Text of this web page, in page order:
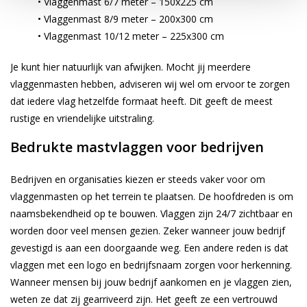
• Vlaggenmast 8/9 meter – 200x300 cm
• Vlaggenmast 10/12 meter – 225x300 cm
Je kunt hier natuurlijk van afwijken. Mocht jij meerdere
vlaggenmasten hebben, adviseren wij wel om ervoor te zorgen
dat iedere vlag hetzelfde formaat heeft. Dit geeft de meest
rustige en vriendelijke uitstraling.
Bedrukte mastvlaggen voor bedrijven
Bedrijven en organisaties kiezen er steeds vaker voor om
vlaggenmasten op het terrein te plaatsen. De hoofdreden is om
naamsbekendheid op te bouwen. Vlaggen zijn 24/7 zichtbaar en
worden door veel mensen gezien. Zeker wanneer jouw bedrijf
gevestigd is aan een doorgaande weg. Een andere reden is dat
vlaggen met een logo en bedrijfsnaam zorgen voor herkenning.
Wanneer mensen bij jouw bedrijf aankomen en je vlaggen zien,
weten ze dat zij gearriveerd zijn. Het geeft ze een vertrouwd